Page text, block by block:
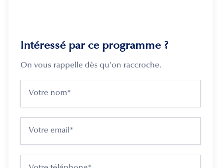
Intéressé par ce programme ?
On vous rappelle dès qu'on raccroche.